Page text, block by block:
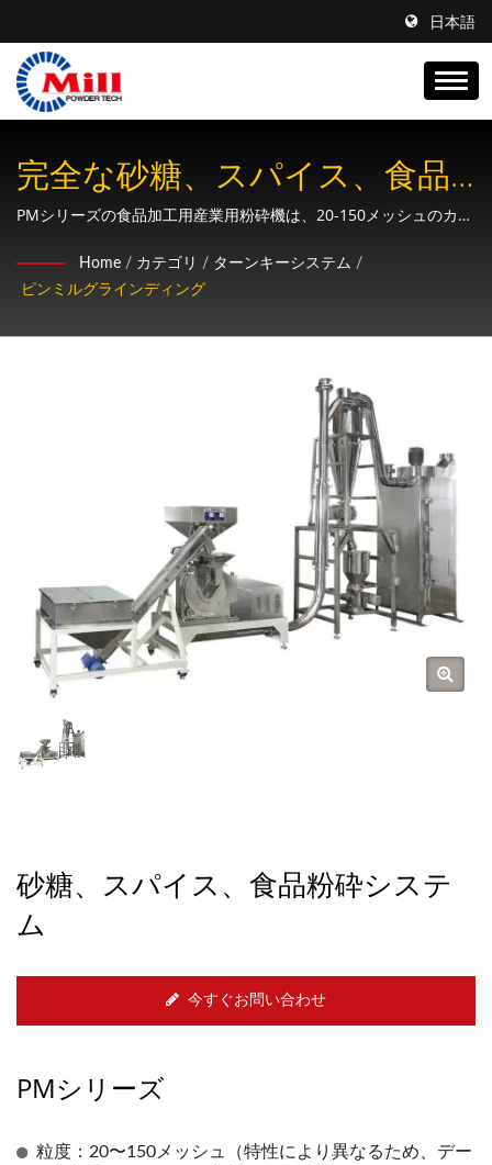
日本語
完全な砂糖、スパイス、食品
粉砕のターンキーシステム
PMシリーズの食品加工用産業用粉砕機は、20-150メッシュのカス
パイス、穀物、ハーブ、さまざまな食品用途に適しています。
Home / カテゴリ / ターンキーシステム /
ピンミルグラインディング
砂糖、スパイス、食品粉砕システ
ム
今すぐお問い合わせ
PMシリーズ
粒度：20〜150メッシュ（特性により異なるため、デー